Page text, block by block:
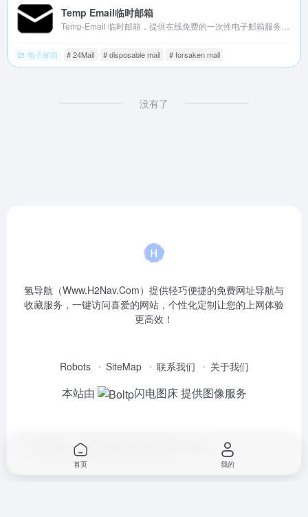
Temp Email临时邮箱
电子邮箱 # 24Mail # disposable mail # forsaken mail
没有了
氢导航（Www.H2Nav.Com）提供轻巧便捷的免费网址导航与
收藏服务，一键访问喜爱的网站，个性化定制让您的上网体验
更高效！
Robots SiteMap 联系我们 关于我们
本站由 闪电图床提供图像服务
Copyright © 2026
首页 我的